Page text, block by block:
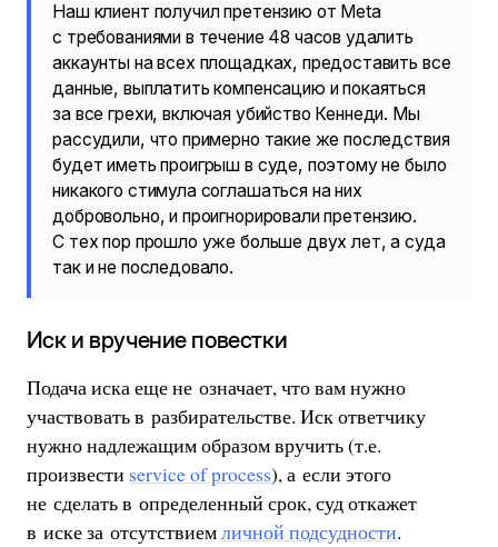
Наш клиент получил претензию от Meta
с требованиями в течение 48 часов удалить
аккаунты на всех площадках, предоставить все
данные, выплатить компенсацию и покаяться
за все грехи, включая убийство Кеннеди. Мы
рассудили, что примерно такие же последствия
будет иметь проигрыш в суде, поэтому не было
никакого стимула соглашаться на них
добровольно, и проигнорировали претензию.
С тех пор прошло уже больше двух лет, а суда
так и не последовало.
Иск и вручение повестки
Подача иска еще не означает, что вам нужно
участвовать в разбирательстве. Иск ответчику
нужно надлежащим образом вручить (т.е.
произвести service of process), а если этого
не сделать в определенный срок, суд откажет
в иске за отсутствиемличной подсудности.